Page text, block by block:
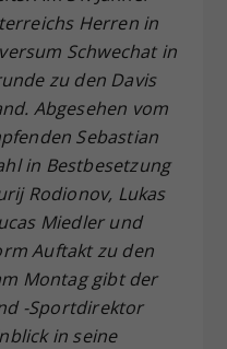
Herren in
Schwechat in
zu den Davis
Abgesehen vom
Sebastian
in Bestbesetzung
Rodionov, Lukas
Miedler und
Auftakt zu den
Montag gibt der
-Sportdirektor
in seine
Ihre Consent-
anderem eine
ID, für die
Ihrer
Einstellungen, falls der
dies eingestellt